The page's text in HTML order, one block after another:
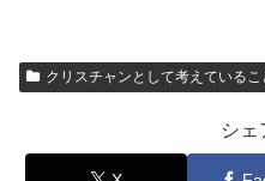
クリスチャンとして考えているこ
シェ